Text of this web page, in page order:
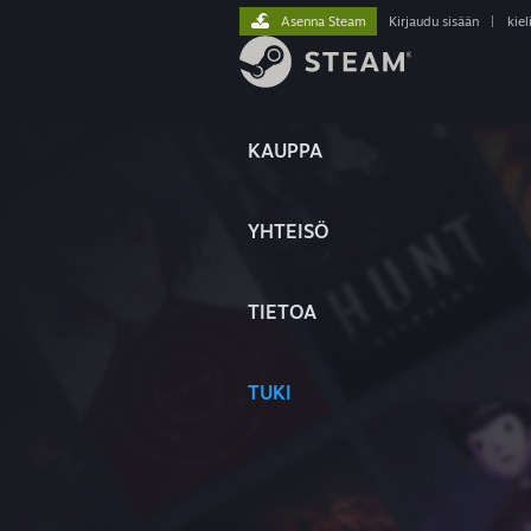
KAUPPA
YHTEISÖ
TIETOA
TUKI
Asenna Steam Kirjaudu sisään kieli